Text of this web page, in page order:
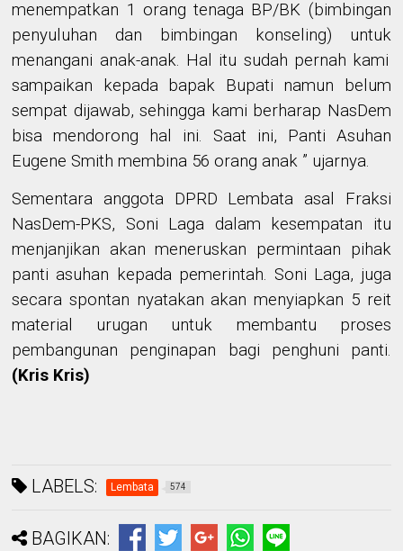
menempatkan 1 orang tenaga BP/BK (bimbingan
penyuluhan dan bimbingan konseling) untuk
menangani anak-anak. Hal itu sudah pernah kami
sampaikan kepada bapak Bupati namun belum
sempat dijawab, sehingga kami berharap NasDem
bisamendorong hal ini. Saat ini, Panti Asuhan
Eugene Smith membina 56 orang anak ” ujarnya.
Sementara anggota DPRD Lembata asal Fraksi
NasDem-PKS, Soni Laga dalam kesempatan itu
menjanjikan akan meneruskan permintaan pihak
panti asuhan kepada pemerintah. Soni Laga, juga
secara spontan nyatakan akan menyiapkan 5reit
material urugan untuk membantu proses
pembangunan penginapan bagi penghuni panti.
(Kris Kris)
LABELS: Lembata 574
BAGIKAN: